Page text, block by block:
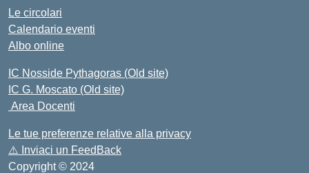
Le circolari
Calendario eventi
Albo online
IC Nosside Pythagoras (Old site)
IC G. Moscato (Old site)
Area Docenti
Le tue preferenze relative alla privacy
⚠️ Inviaci un FeedBack
Copyright © 2024